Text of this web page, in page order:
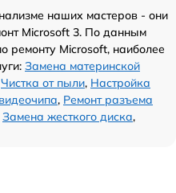
наших мастеров - они
Microsoft 3. По данным
ремонту Microsoft, наиболее
Замена материнской
Чистка от пыли, Настройка
, Ремонт разъема
Замена жесткого диска,